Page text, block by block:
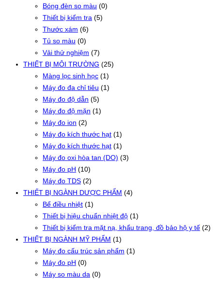
Bóng đèn so màu (0)
Thiết bị kiểm tra (5)
Thước xám (6)
Tủ so màu (0)
Vải thử nghiệm (7)
THIẾT BỊ MÔI TRƯỜNG (25)
Màng lọc sinh học (1)
Máy đo đa chỉ tiêu (1)
Máy đo độ dẫn (5)
Máy đo độ mặn (1)
Máy đo ion (2)
Máy đo kích thước hạt (1)
Máy đo kích thước hạt (1)
Máy đo oxi hòa tan (DO) (3)
Máy đo pH (10)
Máy đo TDS (2)
THIẾT BỊ NGÀNH DƯỢC PHẨM (4)
Bể điều nhiệt (1)
Thiết bị hiệu chuẩn nhiệt độ (1)
Thiết bị kiểm tra mặt nạ, khẩu trang, đồ bảo hộ y tế (2)
THIẾT BỊ NGÀNH MỸ PHẨM (1)
Máy đo cấu trúc sản phẩm (1)
Máy đo pH (0)
Máy so màu da (0)